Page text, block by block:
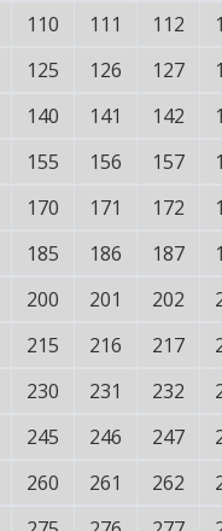
110 111 112
125 126 127
140 141 142
155 156 157
170 171 172
185 186 187
200 201 202
215 216 217
230 231 232
245 246 247
260 261 262